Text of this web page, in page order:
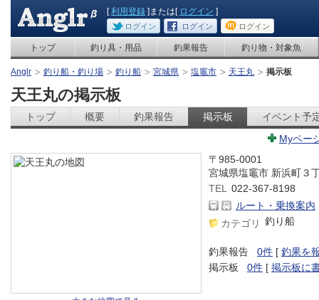
[利用登録 ]または[ ログイン ]
ログイン ログイン ログイン
トップ 釣り具・用品 釣果報告 釣り物・対象魚
Anglr 釣り船・釣り場 釣り船 宮城県 塩竈市 天王丸 掲示板
天王丸の掲示板
トップ 概要 釣果報告 掲示板
イベント予
Myペー
〒985-0001
宮城県塩竈市 新浜町３
TEL
022-367-8198
ルート・乗換案内
カテゴリ 釣り船
釣果報告 0件 [ 釣果を
掲示板
0件 [ 掲示板に